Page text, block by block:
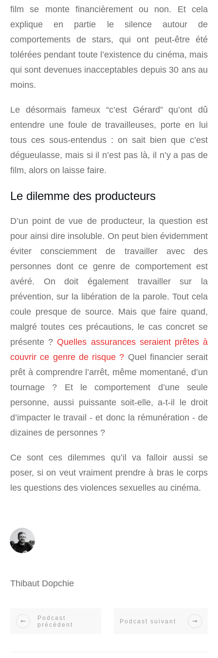
film se monte financièrement ou non. Et cela
explique en partie le silence autour de
comportements de stars, qui ont peut-être été
tolérées pendant toute l’existence du cinéma, mais
qui sont devenues inacceptables depuis 30 ans au
moins.
Le désormais fameux “c’est Gérard” qu’ont dû
entendre une foule de travailleuses, porte en lui
tous ces sous-entendus : on sait bien que c’est
dégueulasse, mais si il n’est pas là, il n’y a pas de
film, alors on laisse faire.
Le dilemme des producteurs
D’un point de vue de producteur, la question est
pour ainsi dire insoluble. On peut bien évidemment
éviter consciemment de travailler avec des
personnes dont ce genre de comportement est
avéré. On doit également travailler sur la
prévention, sur la libération de la parole. Tout cela
coule presque de source. Mais que faire quand,
malgré toutes ces précautions, le cas concret se
présente ? Quelles assurances seraient prêtes à
couvrir ce genre de risque ? Quel financier serait
prêt à comprendre l’arrêt, même momentané, d’un
tournage ? Et le comportement d’une seule
personne, aussi puissante soit-elle, a-t-il le droit
d’impacter le travail - et donc la rémunération - de
dizaines de personnes ?
Ce sont ces dilemmes qu’il va falloir aussi se
poser, si on veut vraiment prendre à bras le corps
les questions des violences sexuelles au cinéma.
Thibaut Dopchie
Podcast
précédent
Podcast suivant